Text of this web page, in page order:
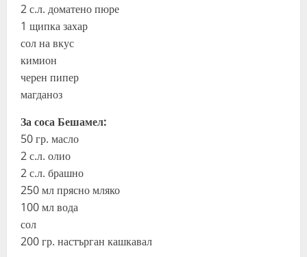
2 с.л. доматено пюре
1 щипка захар
сол на вкус
кимион
черен пипер
магданоз
За соса Бешамел:
50 гр. масло
2 с.л. олио
2 с.л. брашно
250 мл прясно мляко
100 мл вода
сол
200 гр. настърган кашкавал